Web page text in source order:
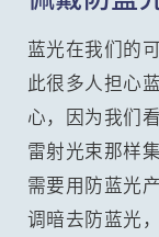
蓝光在我们的
此很多人担心
心，因为我们
雷射光束那样
需要用防蓝光
调暗去防蓝光